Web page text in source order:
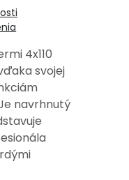
4x110
svojej
navrhnutý